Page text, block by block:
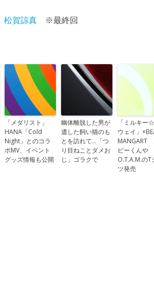
松賀諒真※最終回
「メダリスト」
HANA「Cold
Night」とのコラ
ボMV、イベント
グッズ情報も公開
幽体離脱した男が
遺した飼い猫のも
とを訪れて…「つ
り目ねことダメお
じ」ゴラクで
「ミルキー
ウェイ」
MANGART
ピーくんや
O.T.A.M.のT
ツ発売